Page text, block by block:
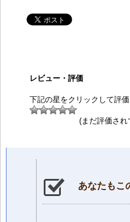
レビュー・評価
下記の星をクリックして評価
(まだ評価され
あなたもこ